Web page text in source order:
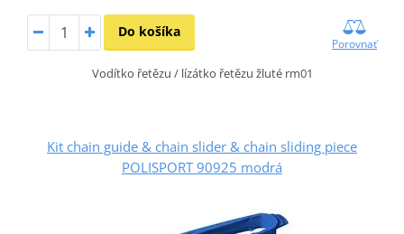
Do košíka
Porovnať
Vodítko řetězu / lízátko řetězu žluté rm01
Kit chain guide & chain slider & chain sliding piece
POLISPORT 90925 modrá